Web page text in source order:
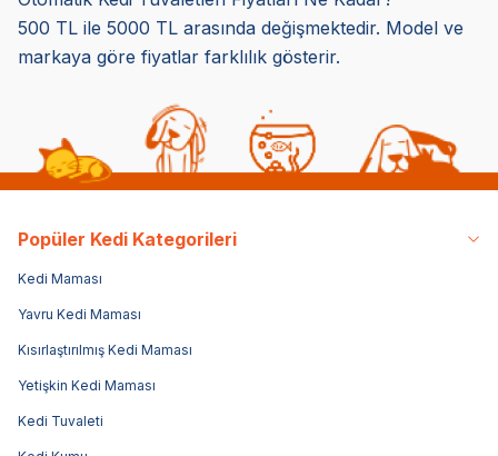
500 TL ile 5000 TL arasında değişmektedir. Model ve
markaya göre fiyatlar farklılık gösterir.
Popüler Kedi Kategorileri
Kedi Maması
Yavru Kedi Maması
Kısırlaştırılmış Kedi Maması
Yetişkin Kedi Maması
Kedi Tuvaleti